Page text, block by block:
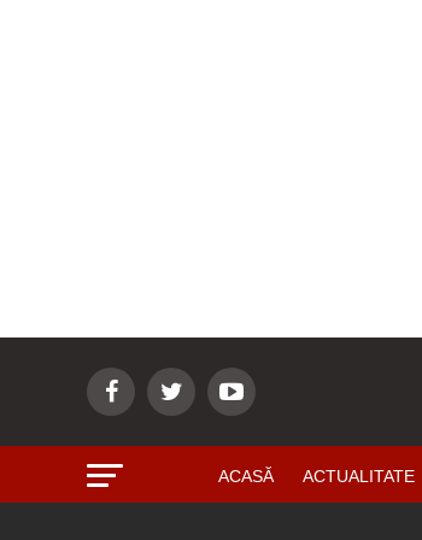
ACASĂ ACTUALITATE